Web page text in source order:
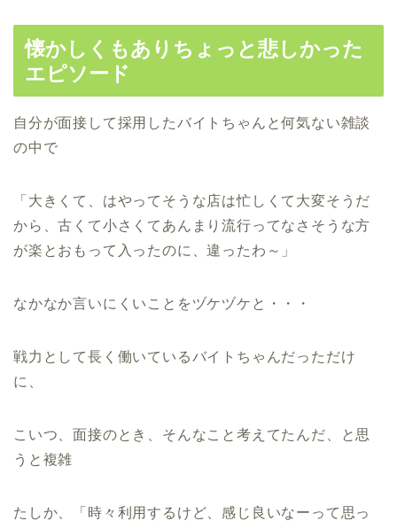
懐かしくもありちょっと悲しかった
エピソード
自分が面接して採用したバイトちゃんと何気ない雑談
の中で
「大きくて、はやってそうな店は忙しくて大変そうだ
から、古くて小さくてあんまり流行ってなさそうな方
が楽とおもって入ったのに、違ったわ～」
なかなか言いにくいことをヅケヅケと・・・
戦力として長く働いているバイトちゃんだっただけ
に、
こいつ、面接のとき、そんなこと考えてたんだ、と思
うと複雑
たしか、「時々利用するけど、感じ良いなーって思っ